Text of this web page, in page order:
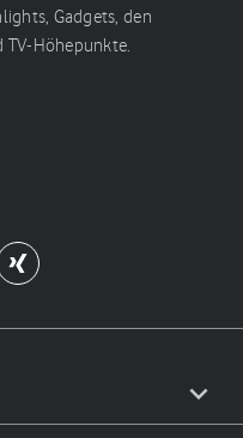
Gadgets, den
TV-Höhepunkte.